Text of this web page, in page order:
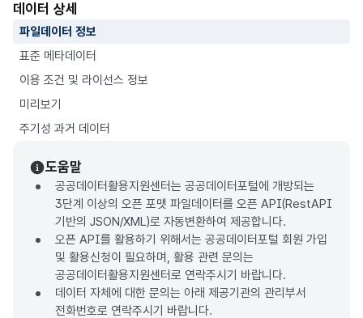
데이터 상세
파일데이터 정보
표준 메타데이터
이용 조건 및 라이선스 정보
미리보기
주기성 과거 데이터
도움말
공공데이터활용지원센터는 공공데이터포털에 개방되는
3단계 이상의 오픈 포맷 파일데이터를 오픈 API(RestAPI
기반의 JSON/XML)로 자동변환하여 제공합니다.
오픈 API를 활용하기 위해서는 공공데이터포털 회원 가입
및 활용신청이 필요하며, 활용 관련 문의는
공공데이터활용지원센터로 연락주시기 바랍니다.
데이터 자체에 대한 문의는 아래 제공기관의 관리부서
전화번호로 연락주시기 바랍니다.